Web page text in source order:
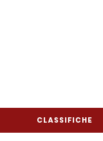
CLASSIFICHE